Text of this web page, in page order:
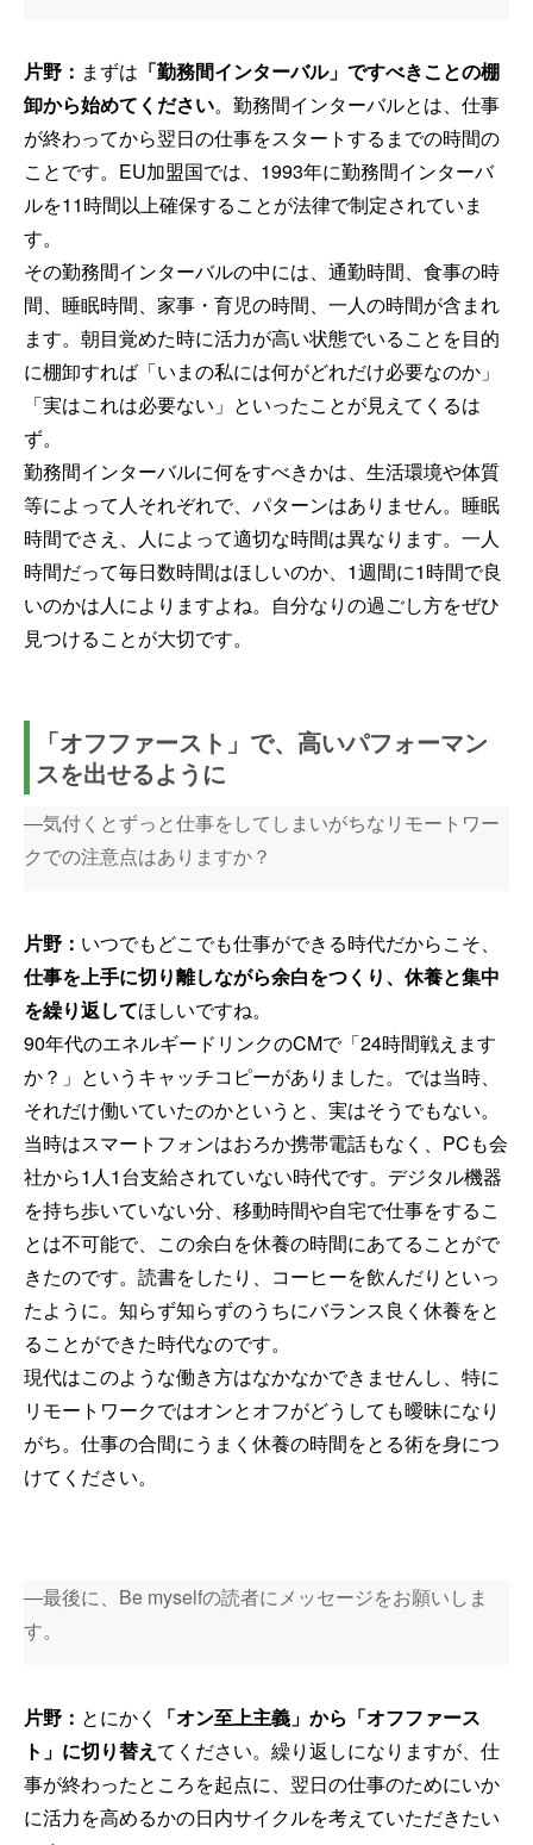
片野： まずは 「勤務間インターバル」ですべきことの棚
卸から始めてください。勤務間インターバルとは、仕事
が終わってから翌日の仕事をスタートするまでの時間の
ことです。EU加盟国では、1993年に勤務間インターバ
ルを11時間以上確保することが法律で制定されていま
す。
その勤務間インターバルの中には、通勤時間、食事の時
間、睡眠時間、家事・育児の時間、一人の時間が含まれ
ます。朝目覚めた時に活力が高い状態でいることを目的
に棚卸すれば「いまの私には何がどれだけ必要なのか」
「実はこれは必要ない」といったことが見えてくるは
ず。
勤務間インターバルに何をすべきかは、生活環境や体質
等によって人それぞれで、パターンはありません。睡眠
時間でさえ、人によって適切な時間は異なります。一人
時間だって毎日数時間はほしいのか、1週間に1時間で良
いのかは人によりますよね。自分なりの過ごし方をぜひ
見つけることが大切です。
「オフファースト」で、高いパフォーマン
スを出せるように
―気付くとずっと仕事をしてしまいがちなリモートワー
クでの注意点はありますか？
片野： いつでもどこでも仕事ができる時代だからこそ、
仕事を上手に切り離しながら余白をつくり、休養と集中
を繰り返してほしいですね。
90年代のエネルギードリンクのCMで「24時間戦えます
か？」というキャッチコピーがありました。では当時、
それだけ働いていたのかというと、実はそうでもない。
当時はスマートフォンはおろか携帯電話もなく、PCも会
社から1人1台支給されていない時代です。デジタル機器
を持ち歩いていない分、移動時間や自宅で仕事をするこ
とは不可能で、この余白を休養の時間にあてることがで
きたのです。読書をしたり、コーヒーを飲んだりといっ
たように。知らず知らずのうちにバランス良く休養をと
ることができた時代なのです。
現代はこのような働き方はなかなかできませんし、特に
リモートワークではオンとオフがどうしても曖昧になり
がち。仕事の合間にうまく休養の時間をとる術を身につ
けてください。
―最後に、Be myselfの読者にメッセージをお願いしま
す。
片野： とにかく
「オン至上主義」から「オフファース
ト」に切り替えてください。繰り返しになりますが、仕
事が終わったところを起点に、翌日の仕事のためにいか
に活力を高めるかの日内サイクルを考えていただきたい